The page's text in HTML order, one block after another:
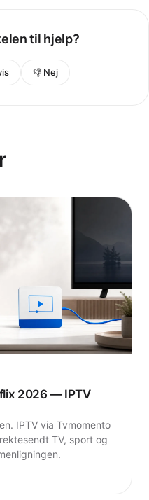
til hjelp?
👎 Nej
2026 — IPTV
IPTV via Tvmomento
TV, sport og